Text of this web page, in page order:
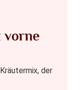
vorne
der